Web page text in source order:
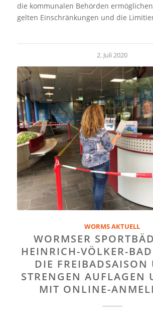
die kommunalen Behörden
gelten Einschränkungen und die
2. Juli 2020
WORMS AKTUELL
WORMSER
HEINRICH-VÖLKER-
DIE FREIBADSAISON
STRENGEN AUFLAGEN
MIT ONLINE-